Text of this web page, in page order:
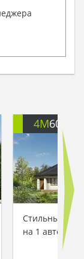
4M6001
Стильный
на 1 авто